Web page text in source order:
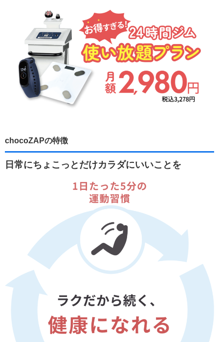
chocoZAPの特徴
日常にちょこっとだけカラダにいいことを